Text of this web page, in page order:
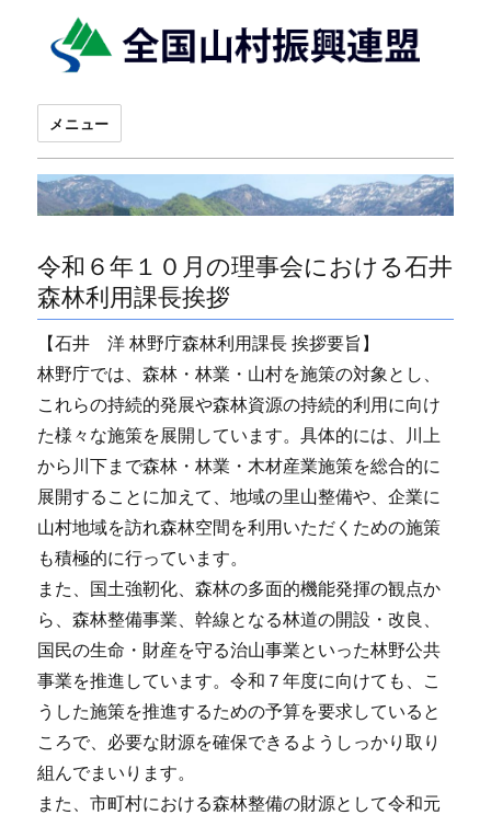
メニュー
令和６年１０月の理事会における石井
森林利用課長挨拶
【石井 洋 林野庁森林利用課長 挨拶要旨】
林野庁では、森林・林業・山村を施策の対象とし、
これらの持続的発展や森林資源の持続的利用に向け
た様々な施策を展開しています。具体的には、川上
から川下まで森林・林業・木材産業施策を総合的に
展開することに加えて、地域の里山整備や、企業に
山村地域を訪れ森林空間を利用いただくための施策
も積極的に行っています。
また、国土強靭化、森林の多面的機能発揮の観点か
ら、森林整備事業、幹線となる林道の開設・改良、
国民の生命・財産を守る治山事業といった林野公共
事業を推進しています。令和７年度に向けても、こ
うした施策を推進するための予算を要求していると
ころで、必要な財源を確保できるようしっかり取り
組んでまいります。
また、市町村における森林整備の財源として令和元